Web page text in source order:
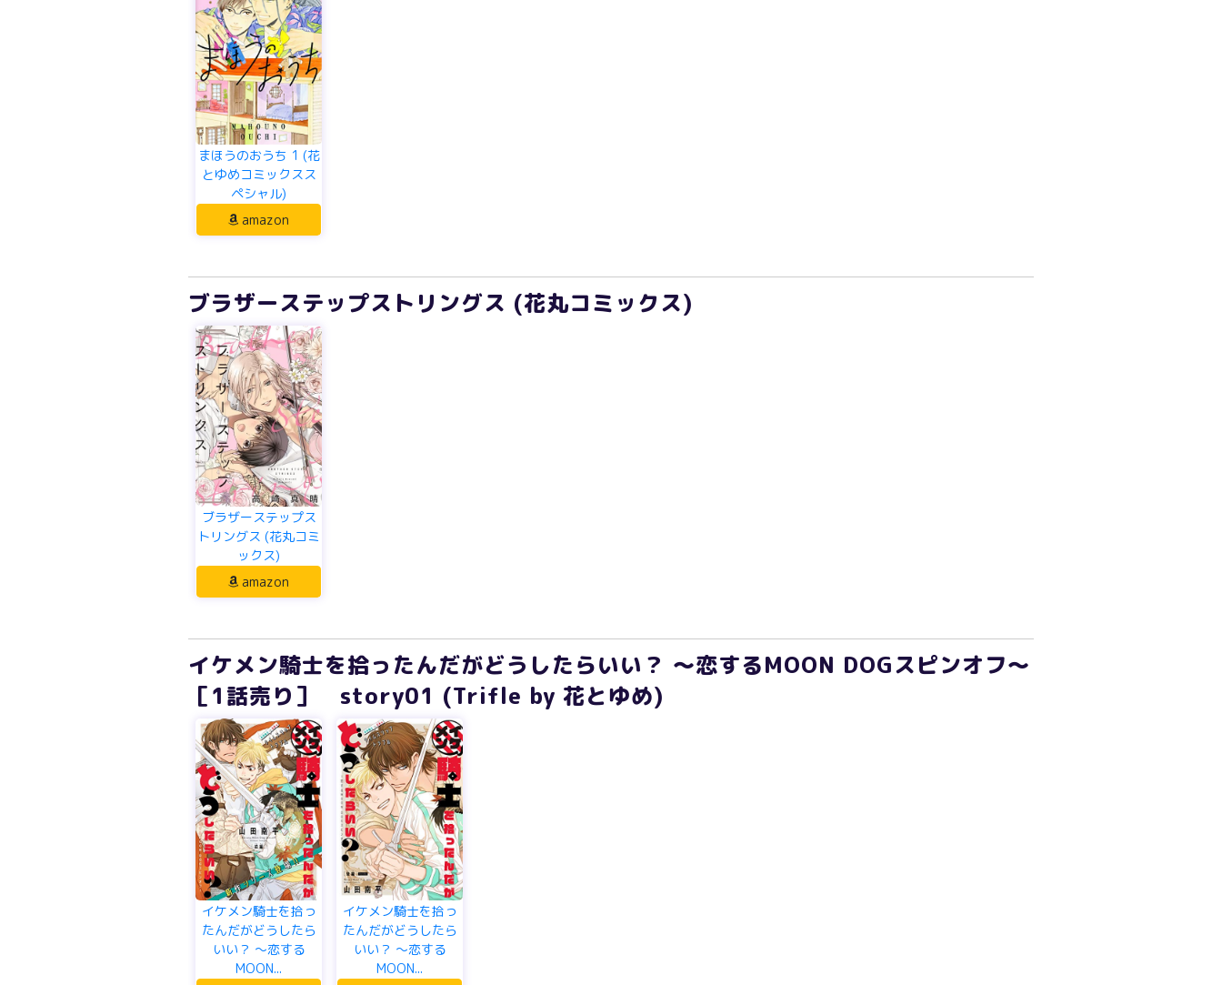
まほうのおうち 1 (花
とゆめコミックスス
ペシャル)
amazon
ブラザーステップストリングス (花丸コミックス)
ブラザーステップス
トリングス (花丸コミ
ックス)
amazon
イケメン騎士を拾ったんだがどうしたらいい？ ～恋するMOON DOGスピンオフ～
［1話売り］ story01 (Trifle by 花とゆめ)
イケメン騎士を拾っ
たんだがどうしたら
いい？ ～恋する
MOON...
イケメン騎士を拾っ
たんだがどうしたら
いい？ ～恋する
MOON...